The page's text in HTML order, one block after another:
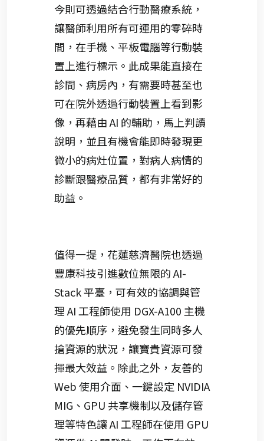
今則可透過結合行動醫療系統，
讓醫師利用所有可運用的零碎時
間，在手機、平板電腦等行動裝
置上進行標示。此成果能直接在
診間、病房內，有需要時甚至也
可在院外透過行動裝置上看到影
像，再藉由 AI 的輔助，馬上判讀
說明，並且有機會能即時發現更
微小的病灶位置，對病人病情的
診斷跟醫療品質，都有非常好的
助益。
值得一提，花蓮慈濟醫院也透過
豐康科技引進數位無限的 AI-
Stack 平臺，可有效的協調與管
理 AI 工程師使用 DGX-A100 主機
的優先順序，避免發生同時多人
搶資源的狀況，讓寶貴資源可發
揮最大效益。除此之外，友善的
Web 使用介面、一鍵設定 NVIDIA
MIG、GPU 共享機制以及儲存管
理等特色讓 AI 工程師在使用 GPU